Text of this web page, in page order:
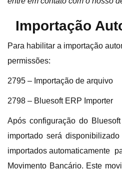
Importação
Para habilitar a importação
permissões:
2795 – Importação de arquivo
2798 – Bluesoft ERP Importer
Após configuração do
importado será
importados automaticamente
Movimento Bancário. Este